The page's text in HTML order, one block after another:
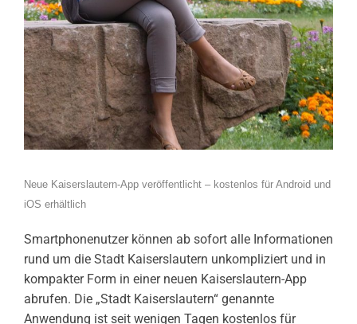
Neue Kaiserslautern-App veröffentlicht – kostenlos für Android und
iOS erhältlich
Smartphonenutzer können ab sofort alle Informationen
rund um die Stadt Kaiserslautern unkompliziert und in
kompakter Form in einer neuen Kaiserslautern-App
abrufen. Die „Stadt Kaiserslautern“ genannte
Anwendung ist seit wenigen Tagen kostenlos für